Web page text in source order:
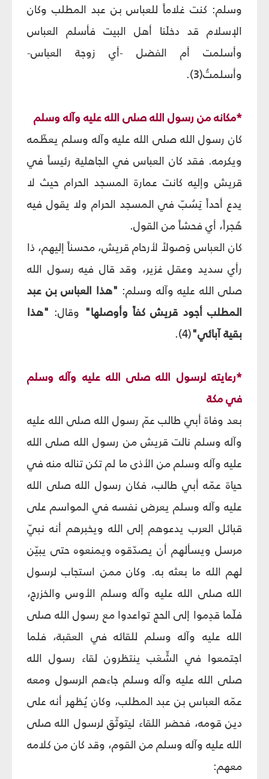
وسلم: كنت غلاماً للعباس بن عبد المطلب وكان
الإسلام قد دخلَنا أهل البيت فأسلم العباس
وأسلمت أم الفضل -أي زوجة العباس-
وأسلمتُ(3).
*مكانه من رسول الله صلى الله عليه وآله وسلم
كان رسول الله صلى الله عليه وآله وسلم يعظّمه
ويكرمه. فقد كان العباس في الجاهلية رئيساً في
قريش وإليه كانت عمارة المسجد الحرام حيث لا
يدع أحداً يَسُبّ في المسجد الحرام ولا يقول فيه
هُجراً، أي فحشاً من القول.
كان العباس وَصولاً لأرحام قريش، محسناً إليهم، ذا
رأي سديد وعقل غزير، وقد قال فيه رسول الله
صلى الله عليه وآله وسلم: "هذا العباس بن عبد
المطلب أجود قريش كفاً وأوصلها" وقال: "هذا
بقية آبائي"(4).
*رعايته لرسول الله صلى الله عليه وآله وسلم
في مكة
بعد وفاة أبي طالب عمّ رسول الله صلى الله عليه
وآله وسلم نالت قريش من رسول الله صلى الله
عليه وآله وسلم من الأذى ما لم تكن تناله منه في
حياة عمّه أبي طالب، فكان رسول الله صلى الله
عليه وآله وسلم يعرض نفسه في المواسم على
قبائل العرب يدعوهم إلى الله ويخبرهم أنه نبيّ
مرسل ويسألهم أن يصدّقوه ويمنعوه حتى يبيّن
لهم الله ما بعثه به. وكان ممن استجاب لرسول
الله صلى الله عليه وآله وسلم الأوس والخزرج،
فلّما قدِموا إلى الحج تواعدوا مع رسول الله صلى
الله عليه وآله وسلم للقائه في العقبة، فلما
اجتمعوا في الشِّعَب ينتظرون لقاء رسول الله
صلى الله عليه وآله وسلم جاءهم الرسول ومعه
عمّه العباس بن عبد المطلب، وكان يُظهر أنه على
دين قومه، فحضر اللقاء ليتوثّق لرسول الله صلى
الله عليه وآله وسلم من القوم، وقد كان من كلامه
معهم: